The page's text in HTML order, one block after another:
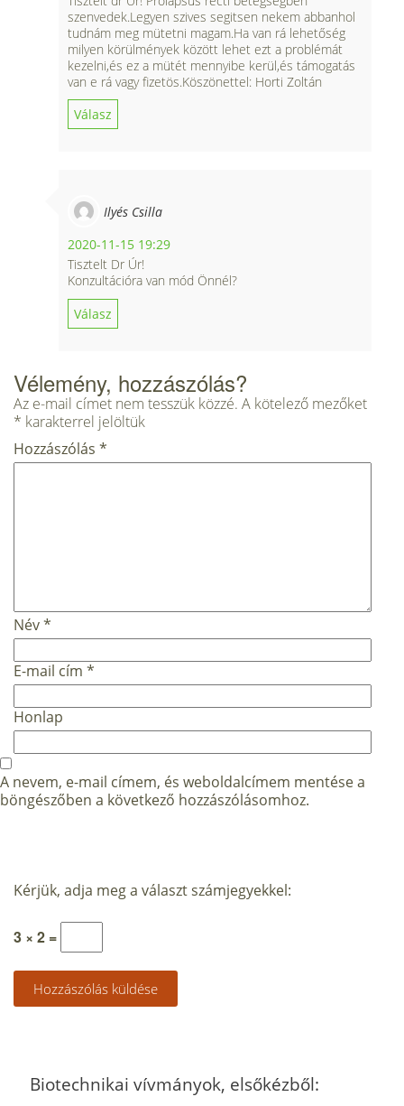
szenvedek.Legyen szives segitsen nekem abbanhol
tudnám meg mütetni magam.Ha van rá lehetőség
milyen körülmények között lehet ezt a problémát
kezelni,és ez a mütét mennyibe kerül,és támogatás
van e rá vagy fizetös.Köszönettel: Horti Zoltán
Válasz
Ilyés Csilla
2020-11-15 19:29
Tisztelt Dr Úr!
Konzultációra van mód Önnél?
Válasz
Vélemény, hozzászólás?
Az e-mail címet nem tesszük közzé. A kötelező mezőket
* karakterrel jelöltük
Hozzászólás *
Név*
E-mail cím *
Honlap
A nevem, e-mail címem, és weboldalcímem mentése a
böngészőben a következő hozzászólásomhoz.
Kérjük, adja meg a választ számjegyekkel:
3 × 2 =
Biotechnikai vívmányok, elsőkézből: